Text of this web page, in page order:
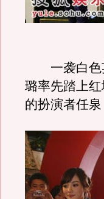
一袭白色
璐率先踏上
的扮演者任